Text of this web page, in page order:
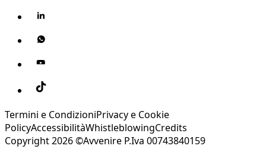
Termini e CondizioniPrivacy e Cookie
PolicyAccessibilitàWhistleblowingCredits
Copyright 2026 ©Avvenire P.Iva 00743840159